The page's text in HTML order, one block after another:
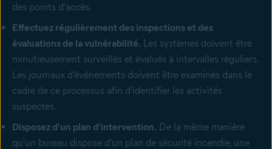
des points d'accès.
Effectuez régulièrement des inspections et des
évaluations de la vulnérabilité. Les systèmes doivent être
minutieusement surveillés et évalués à intervalles réguliers.
Les journaux d'événements doivent être examinés dans le
cadre de ce processus afin d'identifier les activités
suspectes.
Disposez d'un plan d'intervention. De la même manière
qu'un bureau dispose d'un plan de sécurité incendie, une